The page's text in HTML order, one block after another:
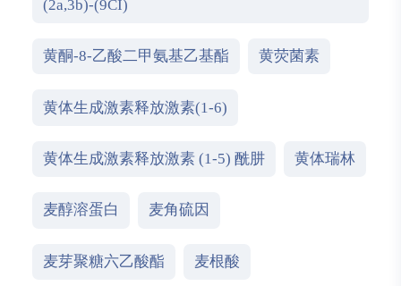
(2a,3b)-(9CI)
黄酮-8-乙酸二甲氨基乙基酯 黄荧菌素
黄体生成激素释放激素(1-6)
黄体生成激素释放激素 (1-5) 酰肼 黄体瑞林
麦醇溶蛋白 麦角硫因
麦芽聚糖六乙酸酯 麦根酸